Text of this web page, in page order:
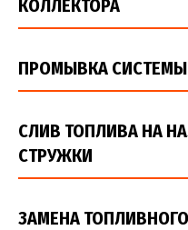
КОЛЛЕКТОРА
ПРОМЫВКА СИСТЕМЫ
СЛИВ ТОПЛИВА НА
СТРУЖКИ
ЗАМЕНА